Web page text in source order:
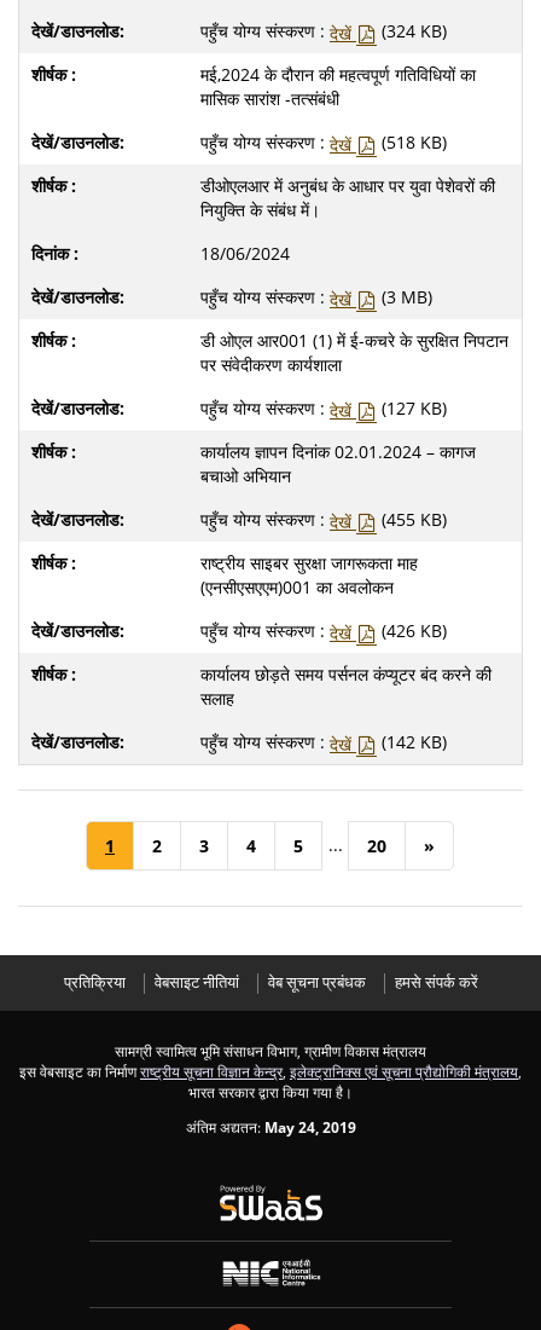
पहुँच योग्य संस्करण : देखें
(324 KB)
मई,2024 के दौरान की महत्वपूर्ण गतिविधियों का
मासिक सारांश -तत्संबंधी
पहुँच योग्य संस्करण : देखें
(518 KB)
डीओएलआर में अनुबंध के आधार पर युवा पेशेवरों की
नियुक्ति के संबंध में।
18/06/2024
पहुँच योग्य संस्करण : देखें
(3 MB)
डी ओएल आर001 (1) में ई-कचरे के सुरक्षित निपटान
पर संवेदीकरण कार्यशाला
पहुँच योग्य संस्करण : देखें
(127 KB)
कार्यालय ज्ञापन दिनांक 02.01.2024 – कागज
बचाओ अभियान
पहुँच योग्य संस्करण : देखें
(455 KB)
राष्ट्रीय साइबर सुरक्षा जागरूकता माह
(एनसीएसएएम)001 का अवलोकन
पहुँच योग्य संस्करण : देखें
(426 KB)
कार्यालय छोड़ते समय पर्सनल कंप्यूटर बंद करने की
सलाह
पहुँच योग्य संस्करण : देखें (142 KB)
1 2 3 4 5 ... 20 »
प्रतिक्रिया वेबसाइट नीतियां वेब सूचना प्रबंधक हमसे संपर्क करें
सामग्री स्वामित्व भूमि संसाधन विभाग, ग्रामीण विकास मंत्रालय
इस वेबसाइट का निर्माणराष्ट्रीय सूचना विज्ञान केन्द्र, इलेक्ट्रानिक्स एवं सूचना प्रौद्योगिकी मंत्रालय
भारत सरकार द्वारा किया गया है।
अंतिम अद्यतन: May 24, 2019